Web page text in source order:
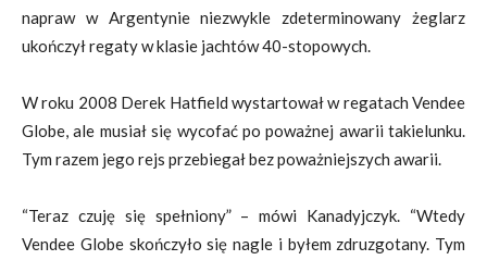
napraw w Argentynie niezwykle zdeterminowany żeglarz
ukończył regaty w klasie jachtów 40-stopowych.
W roku 2008 Derek Hatfield wystartował w regatach Vendee
Globe, ale musiał się wycofać po poważnej awarii takielunku.
Tym razem jego rejs przebiegał bez poważniejszych awarii.
“Teraz czuję się spełniony” – mówi Kanadyjczyk. “Wtedy
Vendee Globe skończyło się nagle i byłem zdruzgotany. Tym